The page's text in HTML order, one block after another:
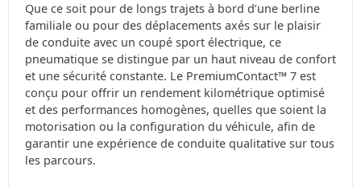
Que ce soit pour de longs trajets à bord d’une berline
familiale ou pour des déplacements axés sur le plaisir
de conduite avec un coupé sport électrique, ce
pneumatique se distingue par un haut niveau de confort
et une sécurité constante. Le PremiumContact™ 7 est
conçu pour offrir un rendement kilométrique optimisé
et des performances homogènes, quelles que soient la
motorisation ou la configuration du véhicule, afin de
garantir une expérience de conduite qualitative sur tous
les parcours.